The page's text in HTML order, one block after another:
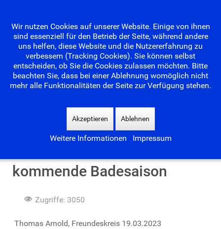
Suchen
kommende Badesaison
Zugriffe: 3050
Thomas Arnold, Freundeskreis 19.03.2023
Wir nutzen Cookies auf unserer Website. Einige von ihnen
sind essenziell für den Betrieb der Seite, während andere
uns helfen, diese Website und die Nutzererfahrung zu
verbessern (Tracking Cookies). Sie können selbst
entscheiden, ob Sie die Cookies zulassen möchten. Bitte
beachten Sie, dass bei einer Ablehnung womöglich nicht
mehr alle Funktionalitäten der Seite zur Verfügung stehen.
Akzeptieren Ablehnen
Weitere Informationen Impressum